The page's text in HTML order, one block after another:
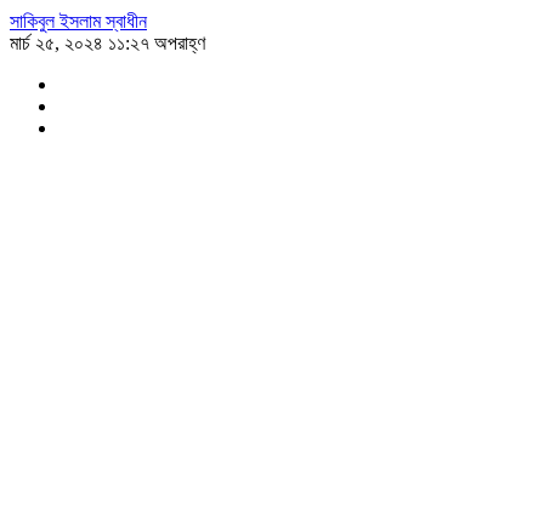
সাকিবুল ইসলাম স্বাধীন
মার্চ ২৫, ২০২৪ ১১:২৭ অপরাহ্ণ